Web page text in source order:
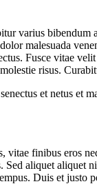
varius
malesuada
Fusce vitae
risus.
et netus et
finibus eros
aliquet
Duis et